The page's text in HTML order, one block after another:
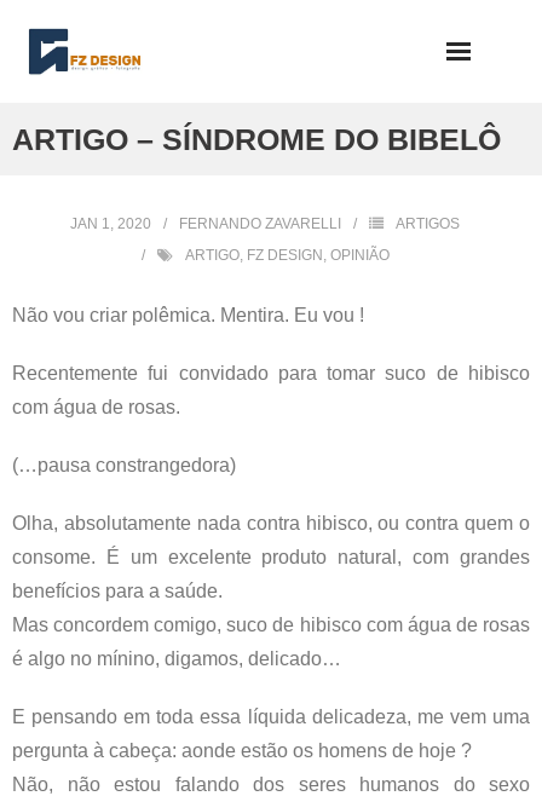
ARTIGO – SÍNDROME DO BIBELÔ
JAN 1, 2020 FERNANDO ZAVARELLI
ARTIGOS
ARTIGO, FZ DESIGN , OPINIÃO
Não vou criar polêmica. Mentira. Eu vou !
Recentemente fui convidado para tomar suco de hibisco
com água de rosas.
(…pausa constrangedora)
Olha, absolutamente nada contra hibisco, ou contra quem o
consome. É um excelente produto natural, com grandes
benefícios para a saúde.
Mas concordem comigo, suco de hibisco com água de rosas
é algo no mínino, digamos, delicado…
E pensando em toda essa líquida delicadeza, me vem uma
pergunta à cabeça: aonde estão os homens de hoje ?
Não, não estou falando dos seres humanos do sexo